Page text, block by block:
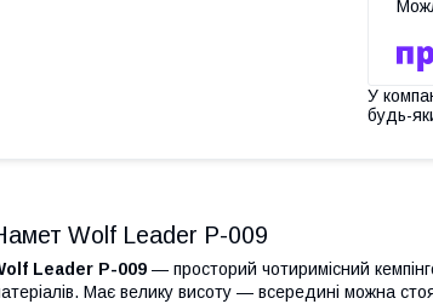
У
будь-
Wolf Leader P-009
Leader P-009 — просторий чотиримісний
Має велику висоту — всередині можна